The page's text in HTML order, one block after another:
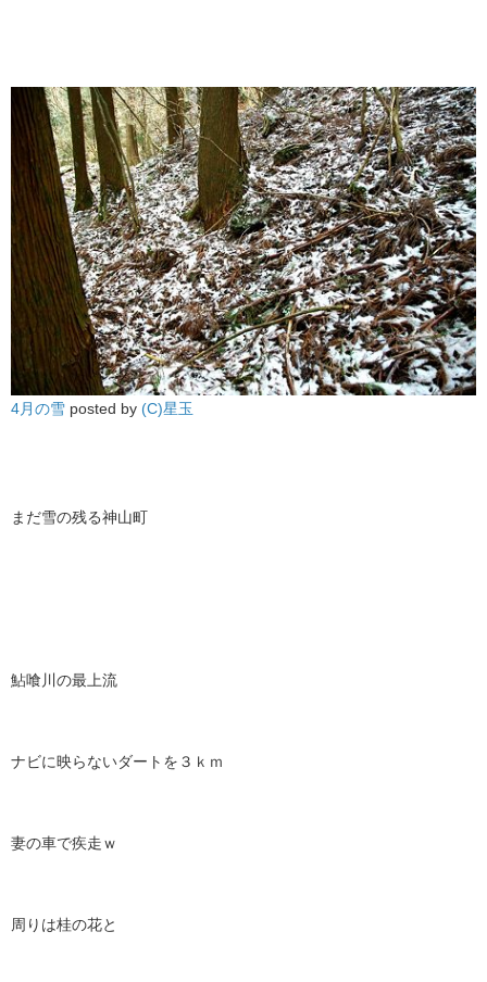
4月の雪 posted by (C)星玉
まだ雪の残る神山町
鮎喰川の最上流
ナビに映らないダートを３ｋｍ
妻の車で疾走ｗ
周りは桂の花と